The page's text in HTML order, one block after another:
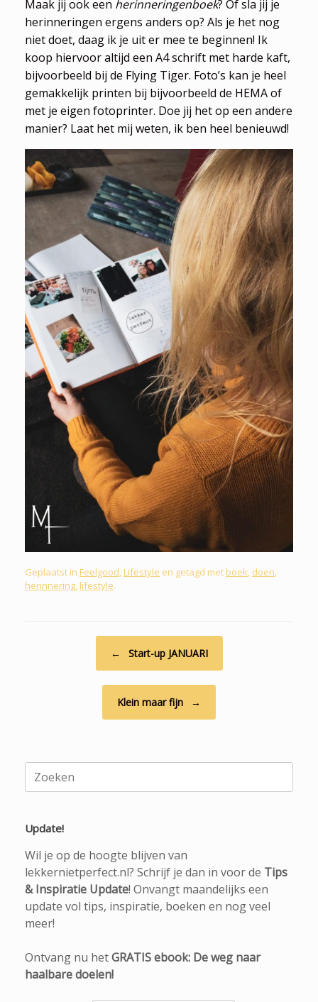
Maak jij ook een herinneringenboek? Of sla jij je
herinneringen ergens anders op? Als je het nog
niet doet, daag ik je uit er mee te beginnen! Ik
koop hiervoor altijd een A4 schrift met harde kaft,
bijvoorbeeld bij de Flying Tiger. Foto’s kan je heel
gemakkelijk printen bij bijvoorbeeld de HEMA of
met je eigen fotoprinter. Doe jij het op een andere
manier? Laat het mij weten, ik ben heel benieuwd!
Geplaatst in Feelgood, Lifestyle en getagd met boek, doen,
herinnering, lifestyle.
← Start-up JANUARI
Klein maar fijn →
Zoeken
naar:
Update!
Wil je op de hoogte blijven van
lekkernietperfect.nl? Schrijf je dan in voor de Tips
& Inspiratie Update! Onvangt maandelijks een
update vol tips, inspiratie, boeken en nog veel
meer!
Ontvang nu hetGRATIS ebook: De weg naar
haalbare doelen!